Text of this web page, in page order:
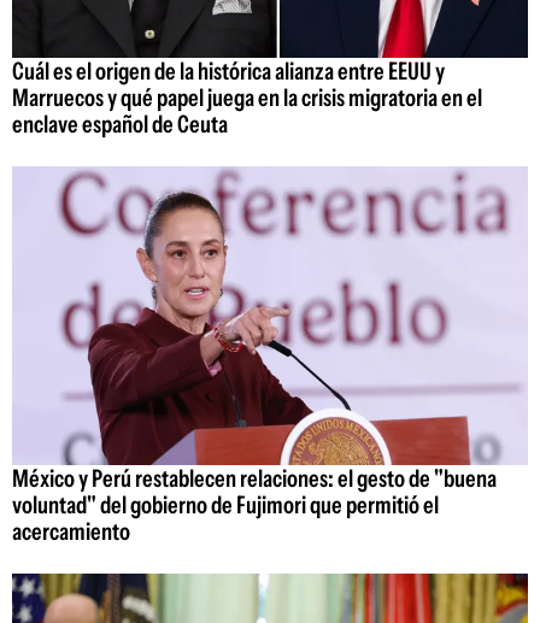
Cuál es el origen de la histórica alianza entre EEUU y
Marruecos y qué papel juega en la crisis migratoria en el
enclave español de Ceuta
México y Perú restablecen relaciones: el gesto de "buena
voluntad" del gobierno de Fujimori que permitió el
acercamiento